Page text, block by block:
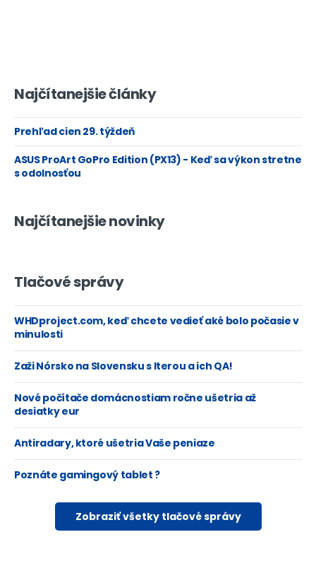
Najčítanejšie články
Prehľad cien 29. týždeň
ASUS ProArt GoPro Edition (PX13) - Keď sa výkon stretne
s odolnosťou
Najčítanejšie novinky
Tlačové správy
WHDproject.com, keď chcete vedieť aké bolo počasie v
minulosti
Zaži Nórsko na Slovensku s Iterou a ich QA!
Nové počítače domácnostiam ročne ušetria až
desiatky eur
Antiradary, ktoré ušetria Vaše peniaze
Poznáte gamingový tablet ?
Zobraziť všetky tlačové správy